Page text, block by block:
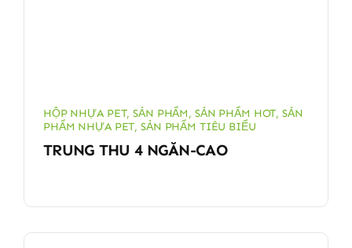
HỘP NHỰA PET,SẢN PHẨM, SẢN PHẨM HOT,SẢN
PHẨM NHỰA PET,SẢN PHẨM TIÊU BIỂU
TRUNG THU 4 NGĂN-CAO